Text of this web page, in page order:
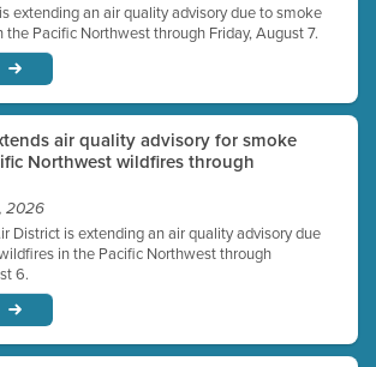
extending an air quality advisory due to smoke
Pacific Northwest through Friday, August 7.
air quality advisory for smoke
Northwest wildfires through
2026
District is extending an air quality advisory due
in the Pacific Northwest through
6.